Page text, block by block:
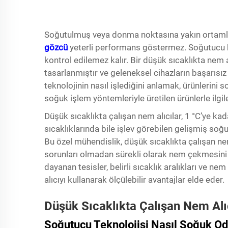
Soğutulmuş veya donma noktasına yakın
gözcü yeterli performans göstermez.
kontrol edilemez kalır. Bir düşük sıcaklıkta nem
tasarlanmıştır ve geleneksel cihazların
teknolojinin nasıl işlediğini anlamak, ürünlerini
soğuk işlem yöntemleriyle üretilen ürünlerle
Düşük sıcaklıkta çalışan nem alıcılar, 1 °C’ye
sıcaklıklarında bile işlev görebilen gelişmiş
Bu özel mühendislik, düşük sıcaklıkta çalışan
sorunları olmadan sürekli olarak nem
dayanan tesisler, belirli sıcaklık aralıkları ve
alıcıyı kullanarak ölçülebilir avantajlar elde eder.
Düşük Sıcaklıkta Çalışan Nem
Soğutucu Teknolojisi Nasıl Soğuk